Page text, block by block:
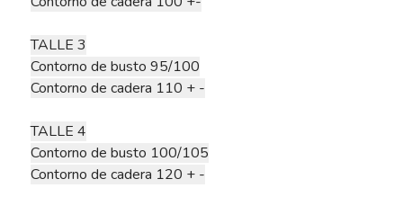
TALLE 3
Contorno de busto 95/100
Contorno de cadera 110 + -
TALLE 4
Contorno de busto 100/105
Contorno de cadera 120 + -